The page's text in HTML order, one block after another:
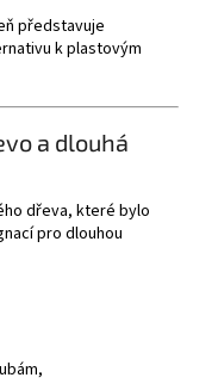
představuje
k plastovým
a dlouhá
dřeva, které bylo
pro dlouhou